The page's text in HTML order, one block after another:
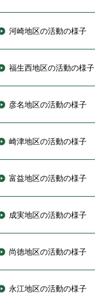
河崎地区の活動の様子
福生西地区の活動の様子
彦名地区の活動の様子
崎津地区の活動の様子
富益地区の活動の様子
成実地区の活動の様子
尚徳地区の活動の様子
永江地区の活動の様子